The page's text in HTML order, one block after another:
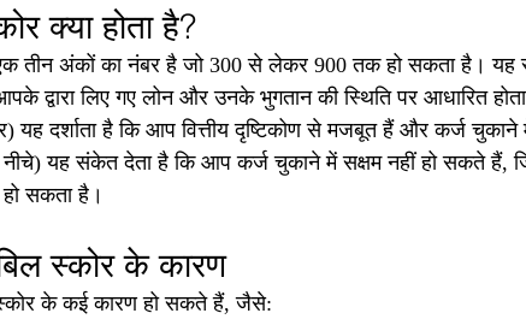
क्या होता है?
तीन अंकों का नंबर है जो 300 से लेकर 900 तक हो सकता है। यह
द्वारा लिए गए लोन और उनके भुगतान की स्थिति पर आधारित
दर्शाता है कि आप वित्तीय दृष्टिकोण से मजबूत हैं और कर्ज
यह संकेत देता है कि आप कर्ज चुकाने में सक्षम नहीं हो सकते हैं,
सकता है।
स्कोर के कारण
के कई कारण हो सकते हैं, जैसे: